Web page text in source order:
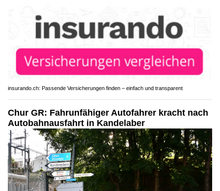
insurando.ch: Passende Versicherungen finden – einfach und transparent
Chur GR: Fahrunfähiger Autofahrer kracht nach
Autobahnausfahrt in Kandelaber